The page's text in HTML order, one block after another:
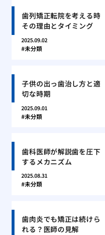
歯列矯正転院を考える時
その理由とタイミング
2025.09.02
未分類
子供の出っ歯治し方と適
切な時期
2025.09.01
未分類
歯科医師が解説歯を圧下
するメカニズム
2025.08.31
未分類
歯肉炎でも矯正は続けら
れる？医師の見解